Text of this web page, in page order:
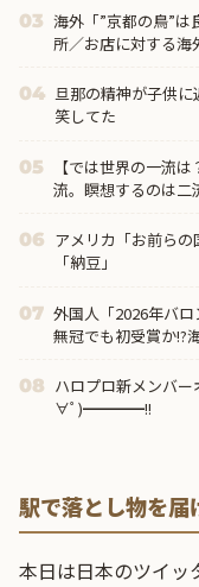
03 海外「”京都の鳥”
所／お店に対する海
04 旦那の精神が子供
笑してた
05
【では世界の一流
流。瞑想するのは二
06 アメリカ「お前ら
「納豆」
07 外国人「2026年バ
無冠でも初受賞か!?
08 ハロプロ新メンバ
∀ﾟ)━━━━!!
駅で落とし物を
本日は日本のツイッ